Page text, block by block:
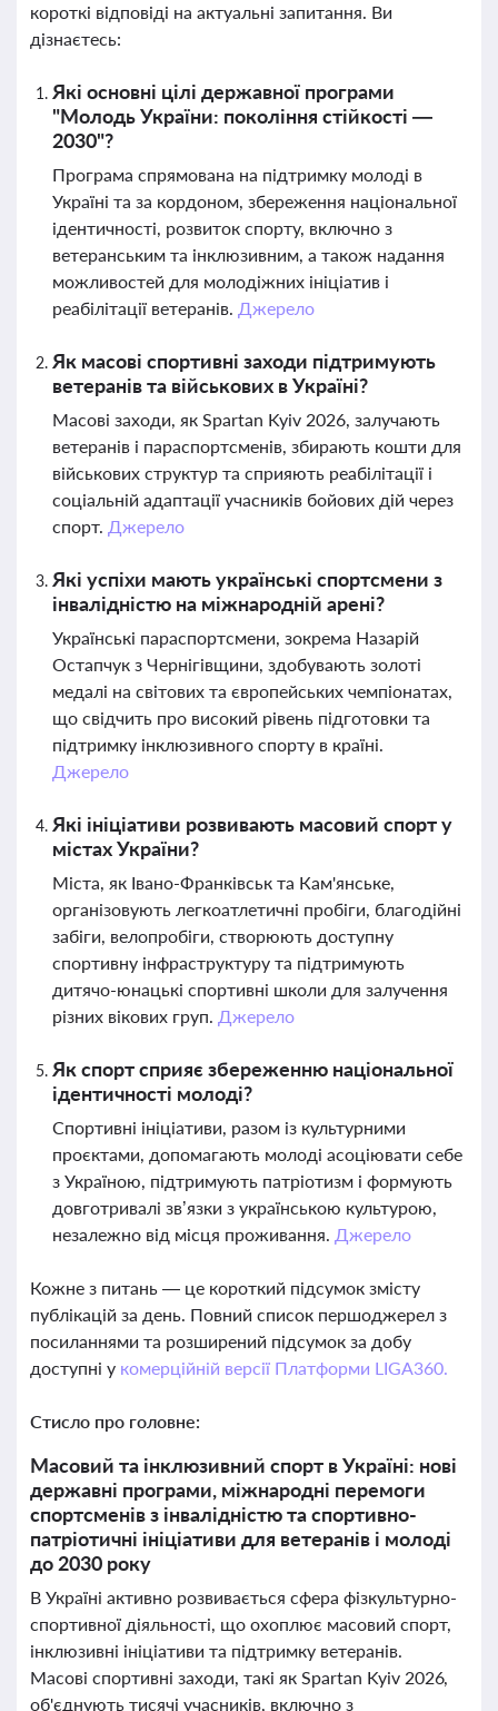
короткі відповіді на актуальні запитання. Ви
дізнаєтесь:
Які основні цілі державної програми
"Молодь України: покоління стійкості —
2030"?
Програма спрямована на підтримку молоді в
Україні та за кордоном, збереження національної
ідентичності, розвиток спорту, включно з
ветеранським та інклюзивним, а також надання
можливостей для молодіжних ініціатив і
реабілітації ветеранів. Джерело
Як масові спортивні заходи підтримують
ветеранів та військових в Україні?
Масові заходи, як Spartan Kyiv 2026, залучають
ветеранів і параспортсменів, збирають кошти для
військових структур та сприяють реабілітації і
соціальній адаптації учасників бойових дій через
спорт. Джерело
Які успіхи мають українські спортсмени з
інвалідністю на міжнародній арені?
Українські параспортсмени, зокрема Назарій
Остапчук з Чернігівщини, здобувають золоті
медалі на світових та європейських чемпіонатах,
що свідчить про високий рівень підготовки та
підтримку інклюзивного спорту в країні.
Джерело
Які ініціативи розвивають масовий спорт у
містах України?
Міста, як Івано-Франківськ та Кам'янське,
організовують легкоатлетичні пробіги, благодійні
забіги, велопробіги, створюють доступну
спортивну інфраструктуру та підтримують
дитячо-юнацькі спортивні школи для залучення
різних вікових груп. Джерело
Як спорт сприяє збереженню національної
ідентичності молоді?
Спортивні ініціативи, разом із культурними
проєктами, допомагають молоді асоціювати себе
з Україною, підтримують патріотизм і формують
довготривалі зв’язки з українською культурою,
незалежно від місця проживання. Джерело
Кожне з питань — це короткий підсумок змісту
публікацій за день. Повний список першоджерел з
посиланнями та розширений підсумок за добу
доступні у комерційній версії Платформи LIGA360.
Стисло про головне:
Масовий та інклюзивний спорт в Україні: нові
державні програми, міжнародні перемоги
спортсменів з інвалідністю та спортивно-
патріотичні ініціативи для ветеранів і молоді
до 2030 року
В Україні активно розвивається сфера фізкультурно-
спортивної діяльності, що охоплює масовий спорт,
інклюзивні ініціативи та підтримку ветеранів.
Масові спортивні заходи, такі як Spartan Kyiv 2026,
об'єднують тисячі учасників, включно з